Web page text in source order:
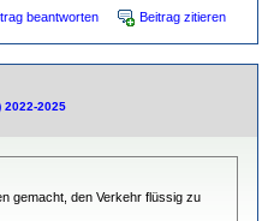
beantworten Beitrag zitieren
2022-2025
gemacht, den Verkehr flüssig zu